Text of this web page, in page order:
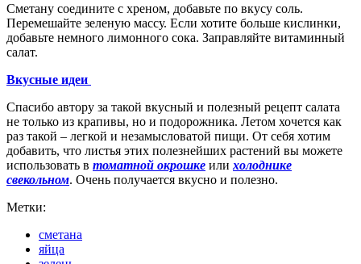
Сметану соедините с хреном, добавьте по вкусу соль.
Перемешайте зеленую массу. Если хотите больше кислинки,
добавьте немного лимонного сока. Заправляйте витаминный
салат.
Вкусные идеи
Спасибо автору за такой вкусный и полезный рецепт салата
не только из крапивы, но и подорожника. Летом хочется как
раз такой – легкой и незамысловатой пищи. От себя хотим
добавить, что листья этих полезнейших растений вы можете
использовать в томатной окрошке или холоднике
свекольном. Очень получается вкусно и полезно.
Метки:
сметана
яйца